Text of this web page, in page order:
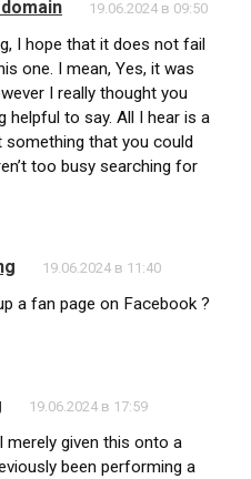
19.06.2024 в 09:50
I hope that it does not fail
one. I mean, Yes, it was
I really thought you
helpful to say. All I hear is a
that you could
too busy searching for
19.06.2024 в 11:40
a fan page on Facebook ?
19.06.2024 в 17:59
merely given this onto a
been performing a